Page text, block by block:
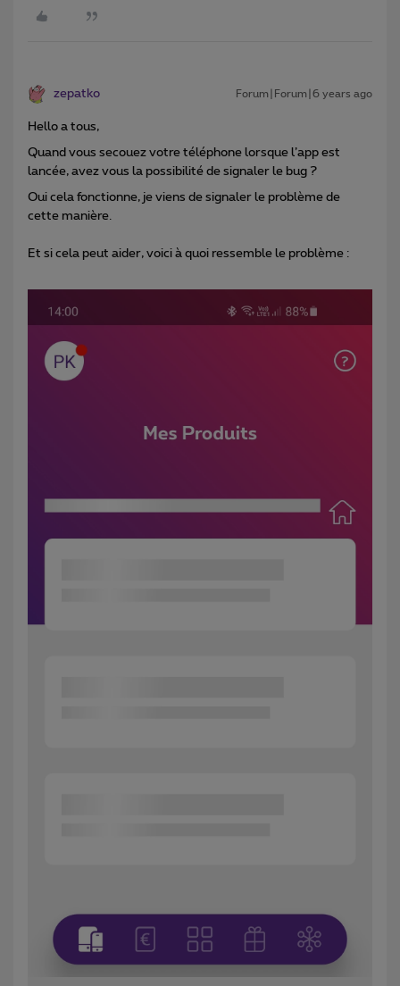
zepatko Forum|Forum|6 years ago
Hello a tous,
Quand vous secouez votre téléphone lorsque l’app est
lancée, avez vous la possibilité de signaler le bug ?
Oui cela fonctionne, je viens de signaler le problème de
cette manière.
Et si cela peut aider, voici à quoi ressemble le problème :